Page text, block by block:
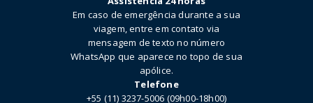
Em caso de emergência durante a sua
viagem, entre em contato via
mensagem de texto no número
WhatsApp que aparece no topo de sua
apólice.
Telefone
+55 (11) 3237-5006 (09h00-18h00)